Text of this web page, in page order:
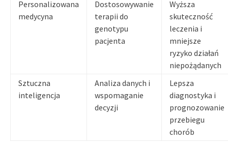
Personalizowana
medycyna
Dostosowywanie
terapii do
genotypu
pacjenta
Wyższa
skuteczność
leczenia i
mniejsze
ryzyko działań
niepożądanych
Sztuczna
inteligencja
Analiza danych i
wspomaganie
decyzji
Lepsza
diagnostyka i
prognozowanie
przebiegu
chorób